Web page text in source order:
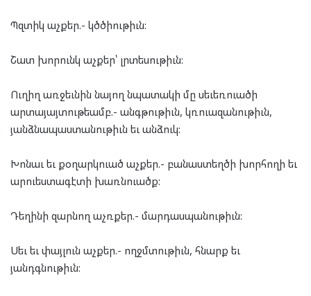
Պզտիկ աչքեր.- կծծիութիւն:
Շատ խորունկ աչքեր՝ լրտեսութիւն:
Ուղիղ առջեւնին նայող նպատակի մը սեւեռուածի
արտայայտութեամբ.- անգթութիւն, կռուազանութիւն,
յանձնապաստանութիւն եւ անձուկ:
Խոնաւ եւ քօղարկուած աչքեր.- բանաստեղծի խորհողի եւ
արուեստագէտի խառնուածք:
Դեղինի զարնող աչռքեր.- մարդասպանութիւն:
Սեւ եւ փայլուն աչքեր.- ողջմտութիւն, հնարք եւ
յանդգնութիւն: